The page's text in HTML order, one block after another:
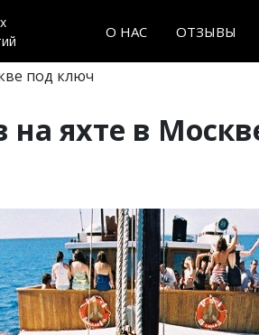
О НАС ОТЗЫВЫ
под ключ
на яхте в